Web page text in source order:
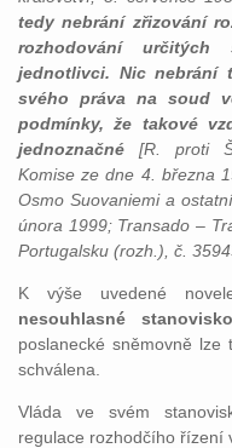
tedy nebrání zřizování
rozhodování určitých
jednotlivci. Nic nebrání
svého práva na soud
podmínky, že takové
jednoznačné [R. proti
Komise ze dne 4. března
Osmo Suovaniemi a
února 1999; Transado –
Portugalsku (rozh.), č.
K výše uvedené
nesouhlasné stanovisko
poslanecké sněmovně
schválena.
Vláda ve svém
regulace rozhodčího řízení